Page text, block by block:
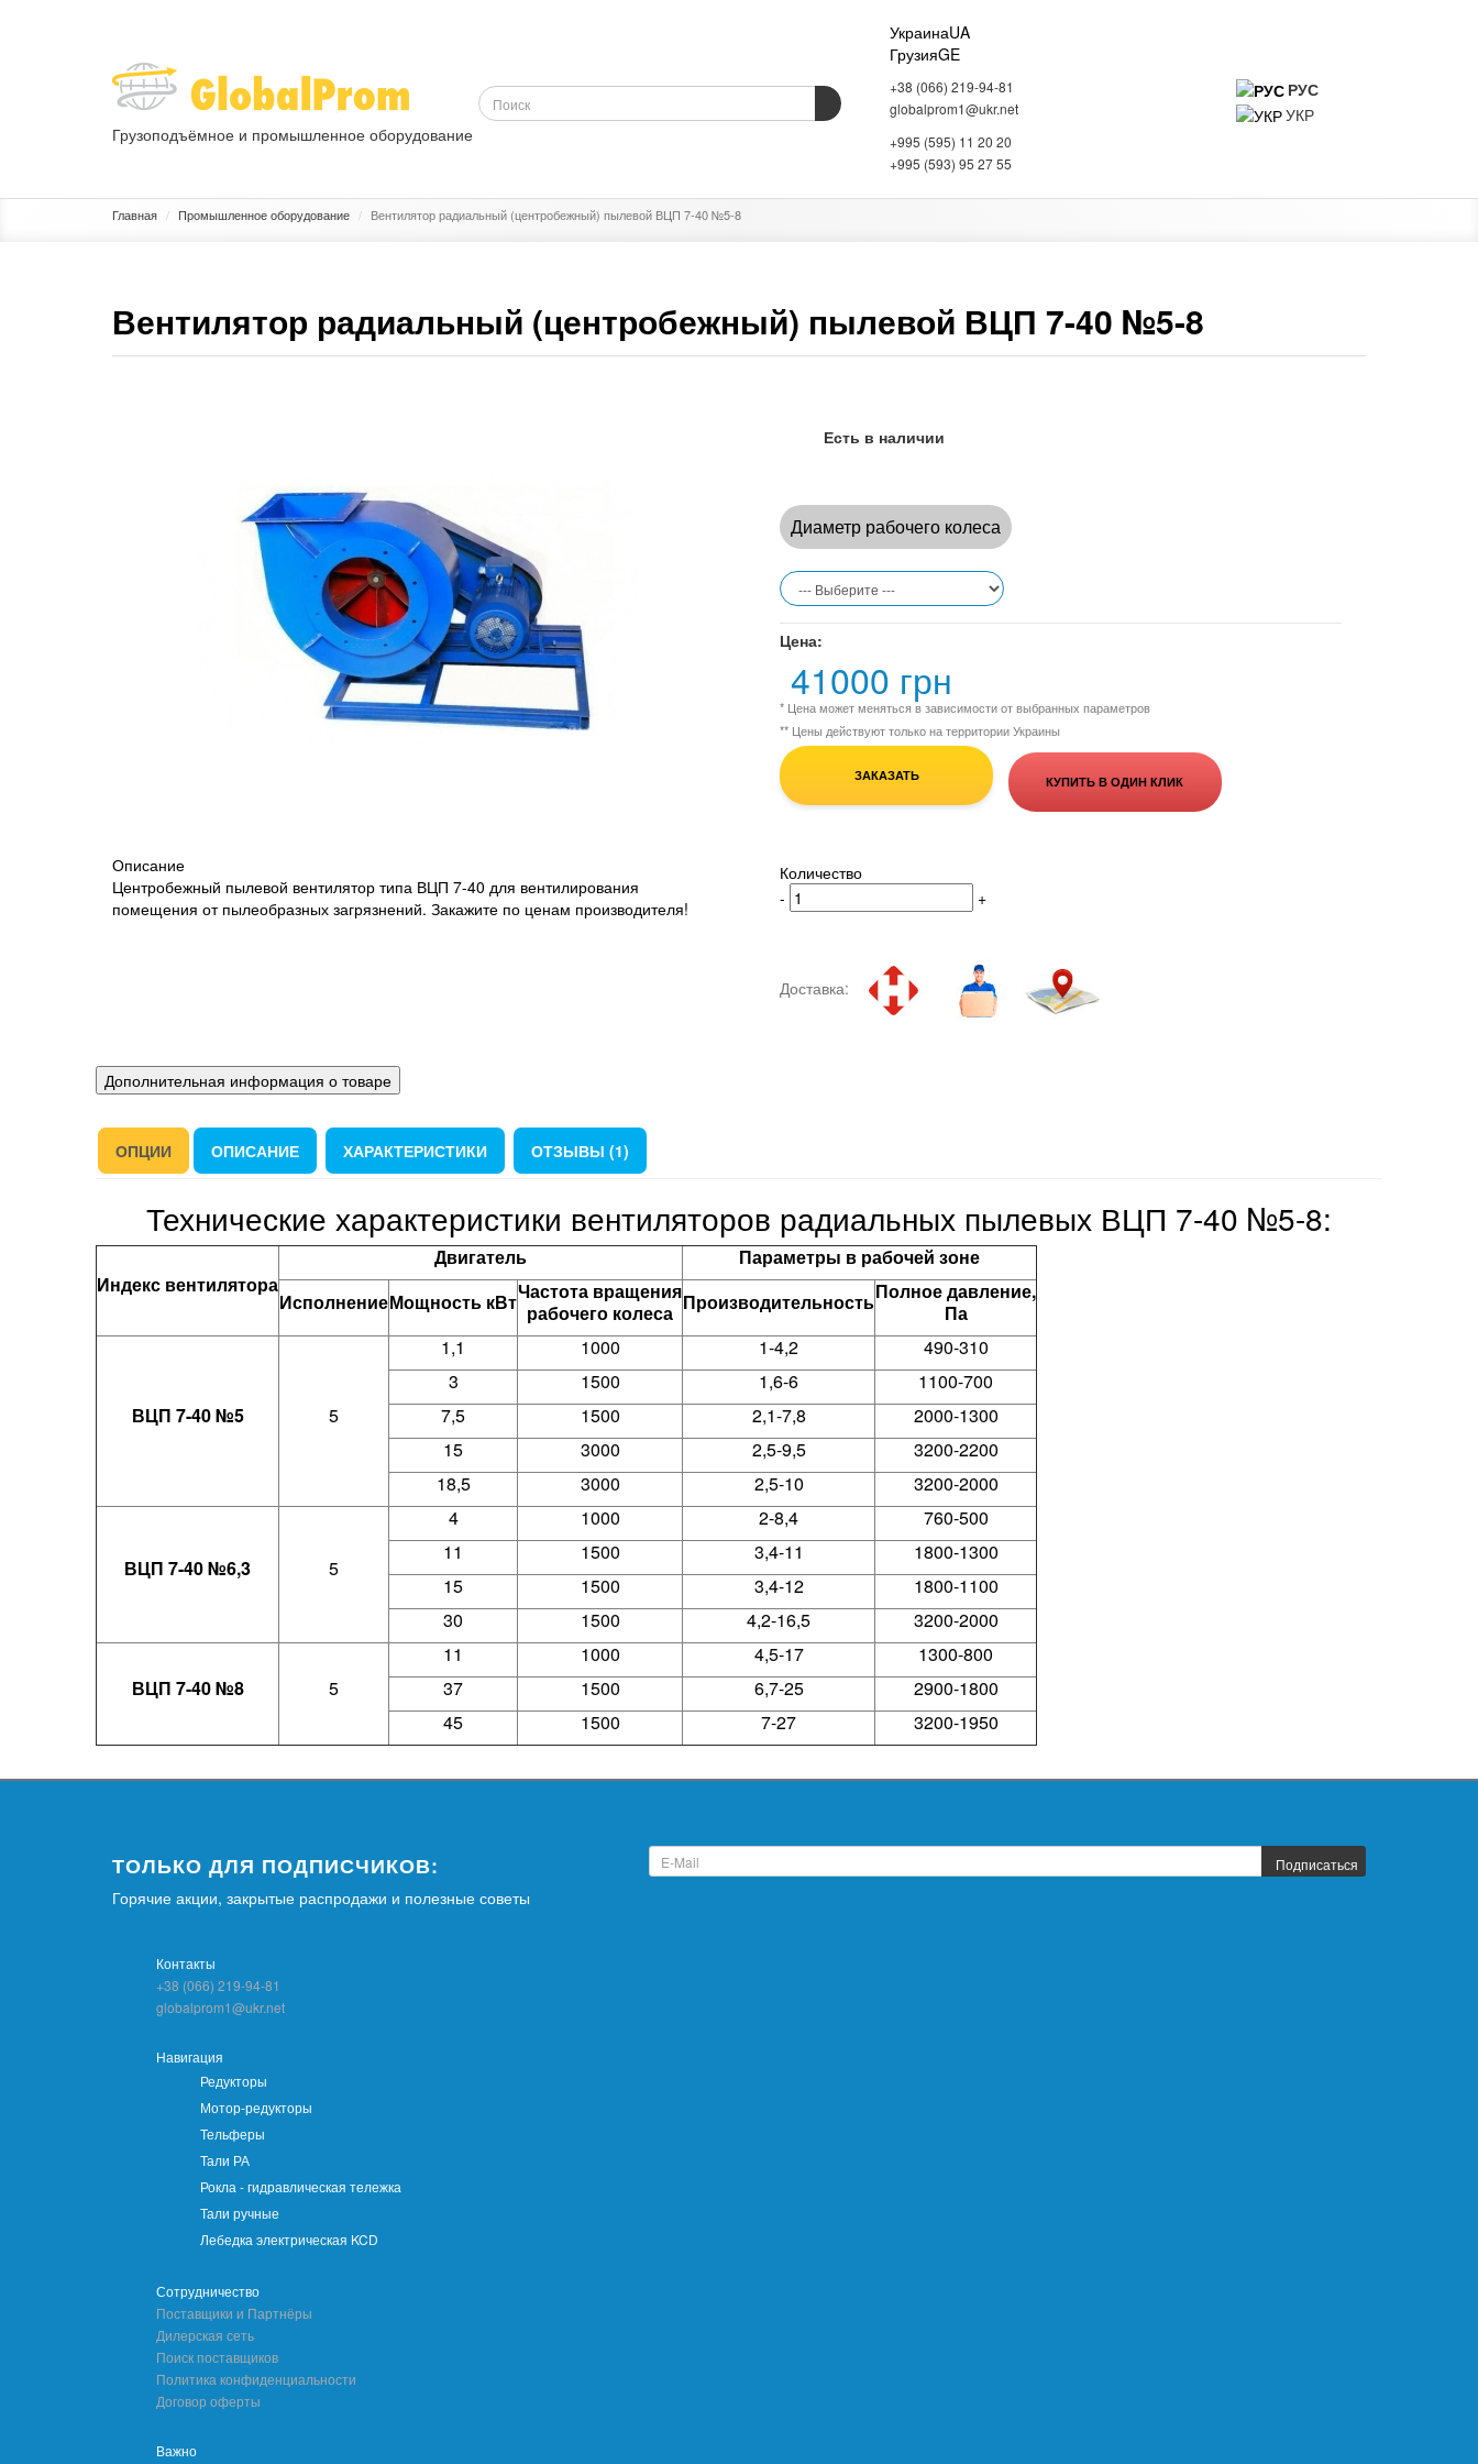
Грузоподъёмное и промышленное оборудование
УкраинаUA
ГрузияGE
+38 (066) 219-94-81
globalprom1@ukr.net
+995 (595) 11 20 20
+995 (593) 95 27 55
РУС
УКР
СКЛАДСКОЕ ОБОРУДОВАНИЕ ИНФОРМАЦИЯ О КОМПАНИИ
Главная Промышленное оборудование Вентилятор радиальный (центробежный) пылевой ВЦП 7-40 №5-8
Вентилятор радиальный (центробежный) пылевой ВЦП 7-40 №5-8
Описание
Центробежный пылевой вентилятор типа ВЦП 7-40 для вентилирования
помещения от пылеобразных загрязнений. Закажите по ценам производителя!
Есть в наличии
Диаметр рабочего колеса
Цена:
41000 грн
* Цена может меняться в зависимости от выбранных параметров
** Цены действуют только на территории Украины
ЗАКАЗАТЬ КУПИТЬ В ОДИН КЛИК
Количество
-
+
Доставка:
Дополнительная информация о товаре
ОПЦИИ ОПИСАНИЕ ХАРАКТЕРИСТИКИ ОТЗЫВЫ (1)
Технические характеристики вентиляторов радиальных пылевых ВЦП 7-40 №5-8:
Индекс вентилятора
Двигатель
Параметры в рабочей зоне
ИсполнениеМощность кВтЧастота вращения
рабочего колеса ПроизводительностьПолное давление,
Па
ВЦП 7-40 №5 5
1,1 1000 1-4,2
490-310
3
1500 1,6-6
1100-700
7,5
1500 2,1-7,8
2000-1300
15
3000 2,5-9,5
3200-2200
18,5
3000 2,5-10 3200-2000
ВЦП 7-40 №6,3 5
4 1000 2-8,4
760-500
11
1500 3,4-11
1800-1300
15
1500 3,4-12
1800-1100
30
1500 4,2-16,5 3200-2000
ВЦП 7-40 №8 5
11 1000 4,5-17
1300-800
37
1500 6,7-25
2900-1800
45
1500 7-27 3200-1950
ТОЛЬКО ДЛЯ ПОДПИСЧИКОВ:
Горячие акции, закрытые распродажи и полезные советы
Подписаться
Контакты
+38 (066) 219-94-81
globalprom1@ukr.net
Навигация
Редукторы
Мотор-редукторы
Тельферы
Тали РА
Рокла - гидравлическая тележка
Тали ручные
Лебедка электрическая KCD
Сотрудничество
Поставщики и Партнёры
Дилерская сеть
Поиск поставщиков
Политика конфиденциальности
Договор оферты
Важно